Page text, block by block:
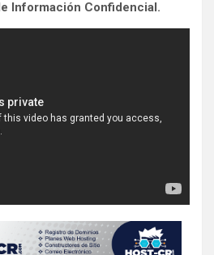
Información Confidencial.